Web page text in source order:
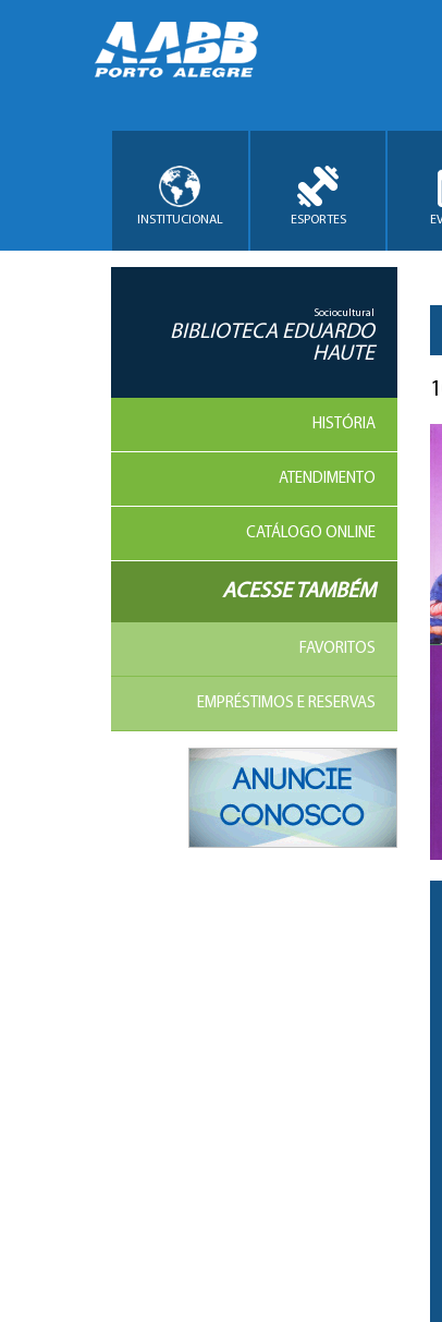
INSTITUCIONAL ESPORTES
Sociocultural
BIBLIOTECA EDUARDO
HAUTE
HISTÓRIA
ATENDIMENTO
CATÁLOGO ONLINE
ACESSE TAMBÉM
FAVORITOS
EMPRÉSTIMOS E RESERVAS